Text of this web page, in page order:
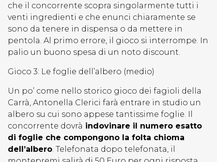
che il concorrente scopra singolarmente tutti i
venti ingredienti e che enunci chiaramente se
sono da tenere in dispensa o da mettere in
pentola. Al primo errore, il gioco si interrompe. In
palio un buono spesa di un noto discount.
Gioco 3: Le foglie dell’albero (medio)
Un po’ come nello storico gioco dei fagioli della
Carrà, Antonella Clerici farà entrare in studio un
albero su cui sono appese tantissime foglie. Il
concorrente dovrà indovinare il numero esatto
di foglie che compongono la folta chioma
dell’albero . Telefonata dopo telefonata, il